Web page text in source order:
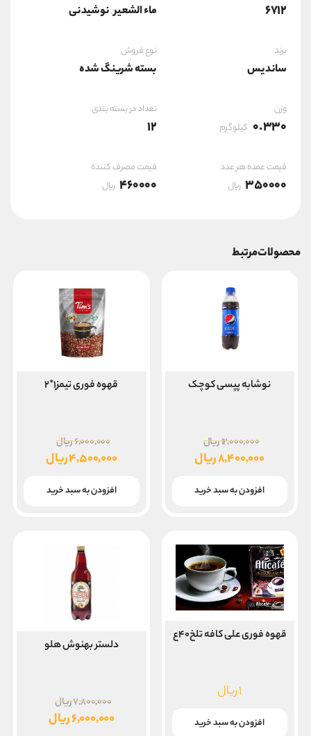
6712 ماء الشعير,نوشیدنی
برند
ساندیس
نوع فروش
بسته شرینگ شده
وزن
0.330 کیلوگرم
تعداد در بسته بندی
12
قیمت عمده هر عدد
350000 ریال
قیمت مصرف کننده
460000 ریال
محصولات مرتبط
نوشابه پپسی کوچک
۱۲,۰۰۰,۰۰۰ریال
اصلی
بود.
۸,۴۰۰,۰۰۰ریال
فعلی
افزودن به سبد خرید
قهوه فوری تیمز۱*۲
۶,۰۰۰,۰۰۰ریال
اصلی
بود.
۴,۵۰۰,۰۰۰ریال
فعلی
افزودن به سبد خرید
قهوه فوری علی کافه تلخ۴۰ع
۱ریال
افزودن به سبد خرید
دلستر بهنوش هلو
۷,۸۰۰,۰۰۰ریال
اصلی
۶,۰۰۰,۰۰۰ریال